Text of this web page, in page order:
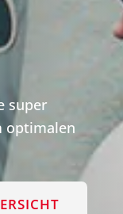
super
optimalen